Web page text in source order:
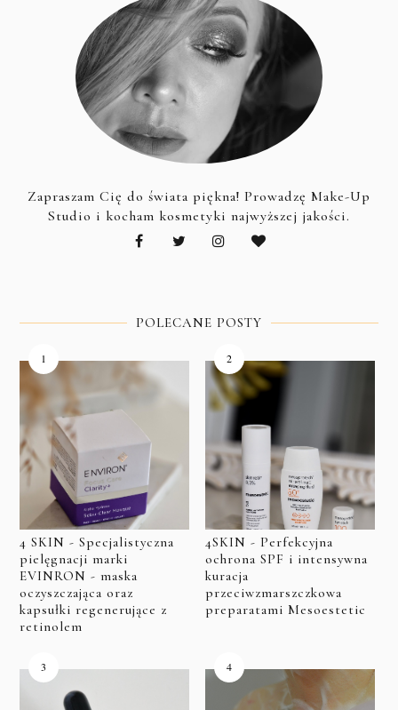
Zapraszam Cię do świata piękna! Prowadzę Make-Up
Studio i kocham kosmetyki najwyższej jakości.
POLECANE POSTY
4 SKIN - Specjalistyczna
pielęgnacji marki
EVINRON - maska
oczyszczająca oraz
kapsułki regenerujące z
retinolem
4SKIN - Perfekcyjna
ochrona SPF i intensywna
kuracja
przeciwzmarszczkowa
preparatami Mesoestetic